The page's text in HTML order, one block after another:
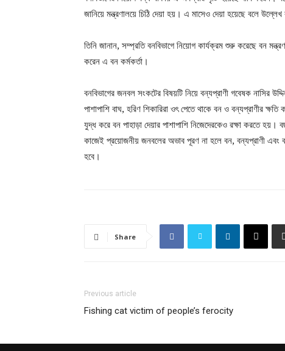
জানিয়ে মন্ত্রণালয়ে চিঠি দেয়া হয়। এ মাসেও দেয়া হয়েছে বলে
তিনি জানান, সম্প্রতি বনবিভাগে নিয়োগ কার্যক্রম শুরু করেছে বন
করেন এ বন কর্মকর্তা।
বনবিভাগের জনবল সংকটের বিষয়টি নিয়ে বন্যপ্রাণী গবেষক নাসির
পাশাপাশি বাঘ, হরিণ শিকারিরা ওৎ পেতে থাকে বন ও বন্যপ্রাণীর
যুদ্ধ করে বন পাহাড়া দেয়ার পাশাপাশি নিজেদেরকেও রক্ষা করতে হয়।
কাজেই প্রয়োজনীয় জনবলের অভাব পূরণ না হলে বন, বন্যপ্রাণী এবং
হবে।
Share
Previous article
Fishing cat victim of people’s ferocity